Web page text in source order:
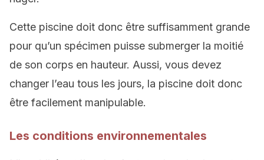
Cette piscine doit donc être suffisamment grande
pour qu’un spécimen puisse submerger la moitié
de son corps en hauteur. Aussi, vous devez
changer l’eau tous les jours, la piscine doit donc
être facilement manipulable.
Les conditions environnementales